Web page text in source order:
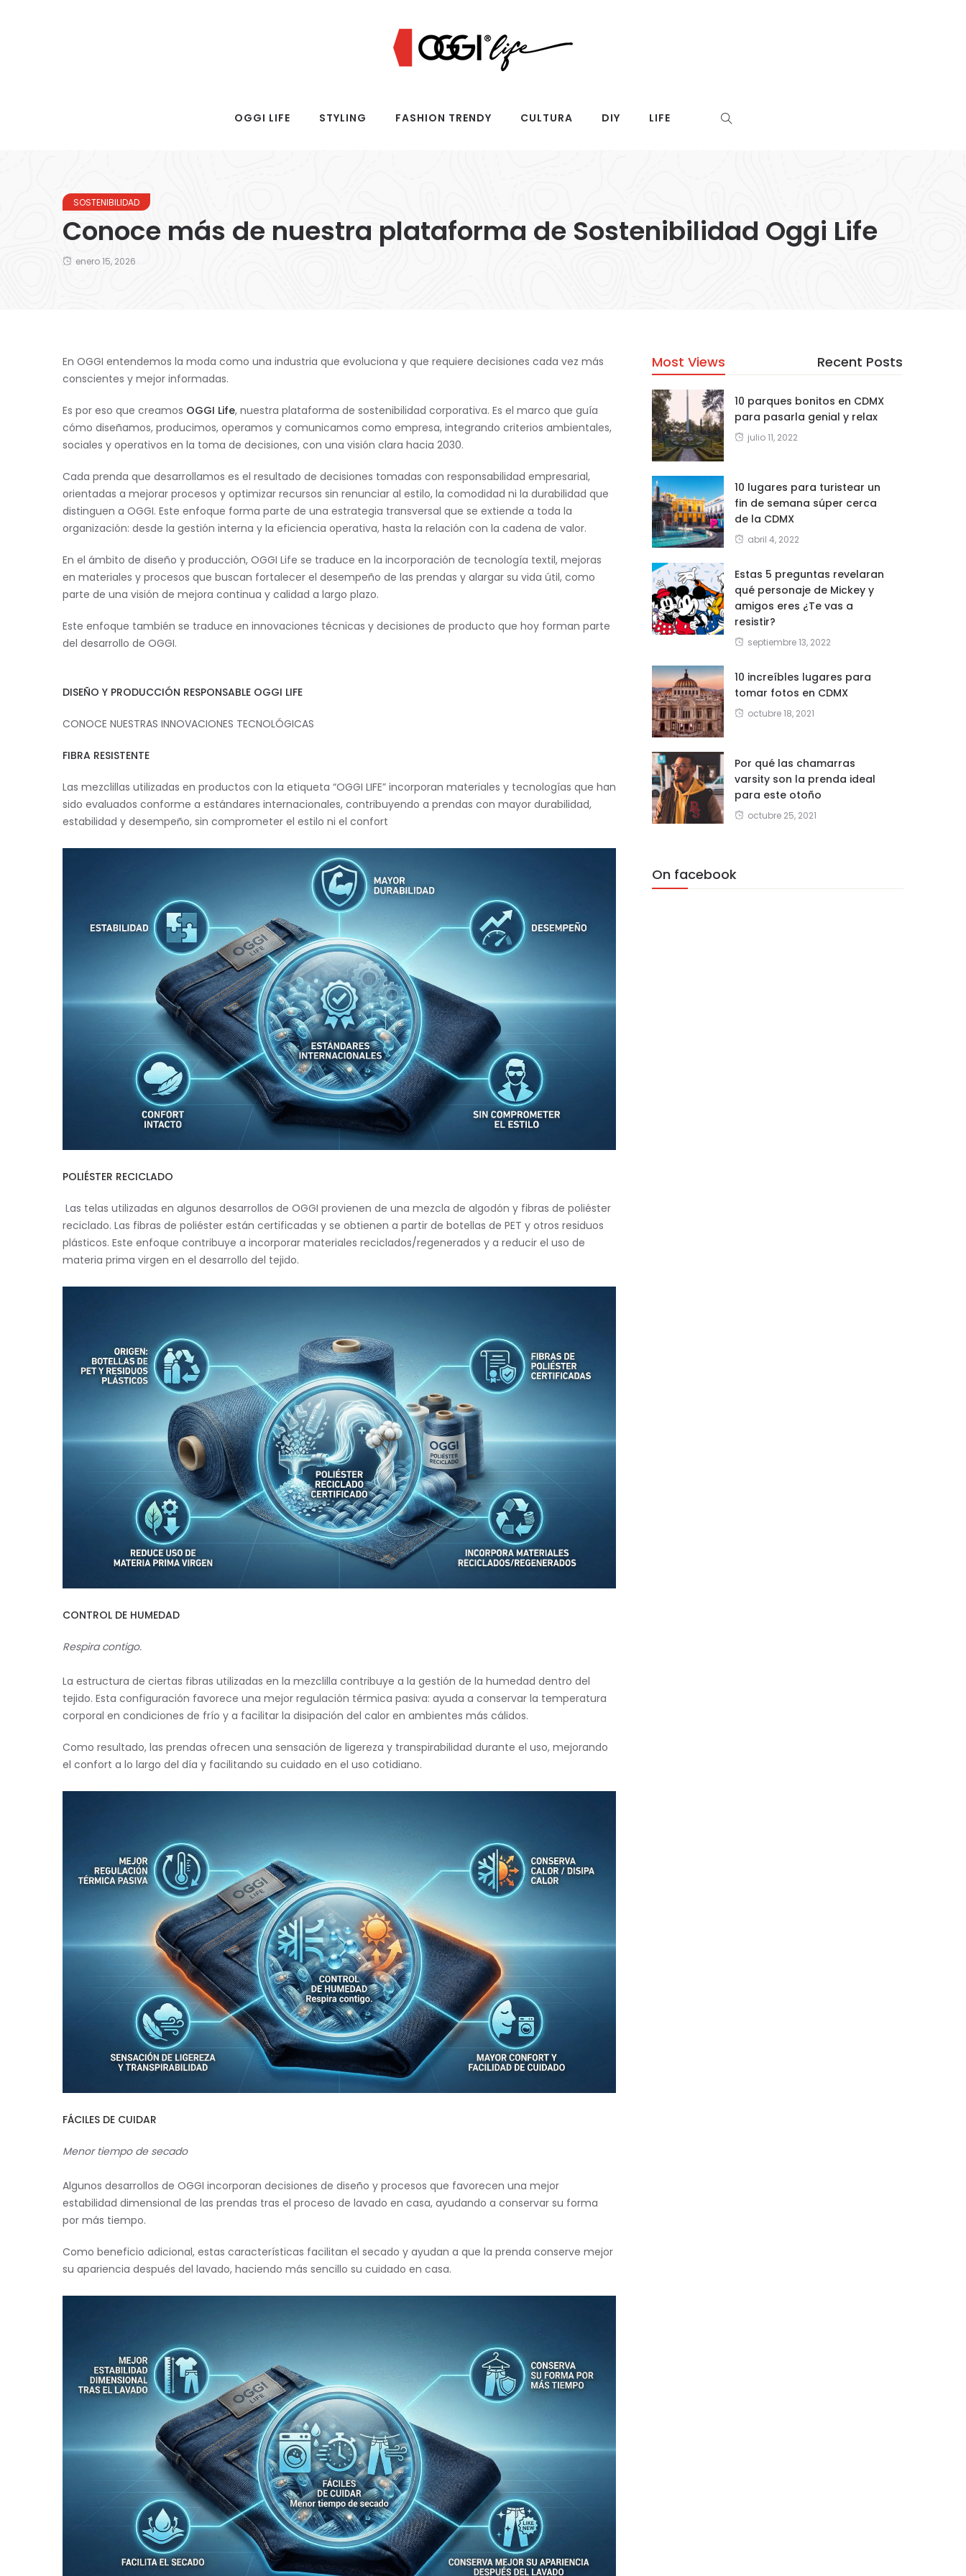
OGGI LIFE STYLING FASHION TRENDY CULTURA DIY LIFE
SOSTENIBILIDAD
Conoce más de nuestra plataforma de Sostenibilidad Oggi Life
enero 15, 2026
En OGGI entendemos la moda como una industria que evoluciona y que requiere decisiones cada vez más
conscientes y mejor informadas.
Es por eso que creamos OGGI Life, nuestra plataforma de sostenibilidad corporativa. Es el marco que guía
cómo diseñamos, producimos, operamos y comunicamos como empresa, integrando criterios ambientales,
sociales y operativos en la toma de decisiones, con una visión clara hacia 2030.
Cada prenda que desarrollamos es el resultado de decisiones tomadas con responsabilidad empresarial,
orientadas a mejorar procesos y optimizar recursos sin renunciar al estilo, la comodidad ni la durabilidad que
distinguen a OGGI. Este enfoque forma parte de una estrategia transversal que se extiende a toda la
organización: desde la gestión interna y la eficiencia operativa, hasta la relación con la cadena de valor.
En el ámbito de diseño y producción, OGGI Life se traduce en la incorporación de tecnología textil, mejoras
en materiales y procesos que buscan fortalecer el desempeño de las prendas y alargar su vida útil, como
parte de una visión de mejora continua y calidad a largo plazo.
Este enfoque también se traduce en innovaciones técnicas y decisiones de producto que hoy forman parte
del desarrollo de OGGI.
DISEÑO Y PRODUCCIÓN RESPONSABLE OGGI LIFE
CONOCE NUESTRAS INNOVACIONES TECNOLÓGICAS
FIBRA RESISTENTE
Las mezclillas utilizadas en productos con la etiqueta “OGGI LIFE” incorporan materiales y tecnologías que han
sido evaluados conforme a estándares internacionales, contribuyendo a prendas con mayor durabilidad,
estabilidad y desempeño, sin comprometer el estilo ni el confort
POLIÉSTER RECICLADO
Las telas utilizadas en algunos desarrollos de OGGI provienen de una mezcla de algodón y fibras de poliéster
reciclado. Las fibras de poliéster están certificadas y se obtienen a partir de botellas de PET y otros residuos
plásticos. Este enfoque contribuye a incorporar materiales reciclados/regenerados y a reducir el uso de
materia prima virgen en el desarrollo del tejido.
CONTROL DE HUMEDAD
Respira contigo.
La estructura de ciertas fibras utilizadas en la mezclilla contribuye a la gestión de la humedad dentro del
tejido. Esta configuración favorece una mejor regulación térmica pasiva: ayuda a conservar la temperatura
corporal en condiciones de frío y a facilitar la disipación del calor en ambientes más cálidos.
Como resultado, las prendas ofrecen una sensación de ligereza y transpirabilidad durante el uso, mejorando
el confort a lo largo del día y facilitando su cuidado en el uso cotidiano.
FÁCILES DE CUIDAR
Menor tiempo de secado
Algunos desarrollos de OGGI incorporan decisiones de diseño y procesos que favorecen una mejor
estabilidad dimensional de las prendas tras el proceso de lavado en casa, ayudando a conservar su forma
por más tiempo.
Como beneficio adicional, estas características facilitan el secado y ayudan a que la prenda conserve mejor
su apariencia después del lavado, haciendo más sencillo su cuidado en casa.
Most Views Recent Posts
10 parques bonitos en CDMX
para pasarla genial y relax
julio 11, 2022
10 lugares para turistear un
fin de semana súper cerca
de la CDMX
abril 4, 2022
Estas 5 preguntas revelaran
qué personaje de Mickey y
amigos eres ¿Te vas a
resistir?
septiembre 13, 2022
10 increíbles lugares para
tomar fotos en CDMX
octubre 18, 2021
Por qué las chamarras
varsity son la prenda ideal
para este otoño
octubre 25, 2021
On facebook